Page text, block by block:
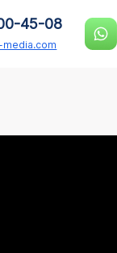
45-08